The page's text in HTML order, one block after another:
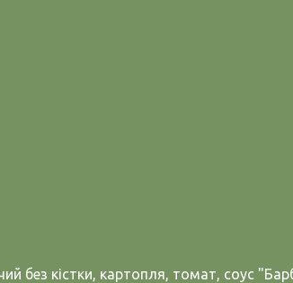
без кістки, картопля, томат, соус